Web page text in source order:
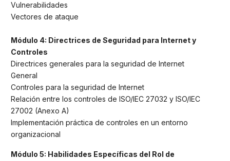
Vulnerabilidades
Vectores de ataque
Módulo 4: Directrices de Seguridad para Internet y
Controles
Directrices generales para la seguridad de Internet
General
Controles para la seguridad de Internet
Relación entre los controles de ISO/IEC 27032 y ISO/IEC
27002 (Anexo A)
Implementación práctica de controles en un entorno
organizacional
Módulo 5: Habilidades Específicas del Rol de